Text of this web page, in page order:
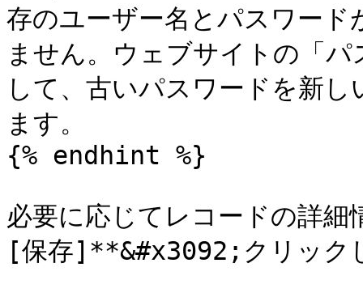
存のユーザー名とパスワー
ません。ウェブサイトの「
して、古いパスワードを新
ます。
{% endhint %}
必要に応じてレコードの詳
[保存]**&#x3092;クリック